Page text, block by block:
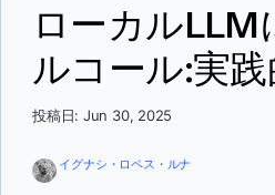
索
ローカルLLM
ルコール:実
投稿日: Jun 30, 2025
イグナシ・ロペス・ルナ